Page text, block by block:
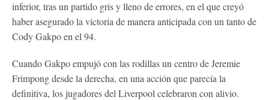
inferior, tras un partido gris y lleno de errores, en el que creyó
haber asegurado la victoria de manera anticipada con un tanto de
Cody Gakpo en el 94.
Cuando Gakpo empujó con las rodillas un centro de Jeremie
Frimpong desde la derecha, en una acción que parecía la
definitiva, los jugadores del Liverpool celebraron con alivio.